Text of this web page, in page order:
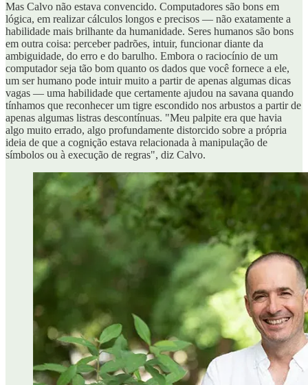
Mas Calvo não estava convencido. Computadores são bons em
lógica, em realizar cálculos longos e precisos — não exatamente a
habilidade mais brilhante da humanidade. Seres humanos são bons
em outra coisa: perceber padrões, intuir, funcionar diante da
ambiguidade, do erro e do barulho. Embora o raciocínio de um
computador seja tão bom quanto os dados que você fornece a ele,
um ser humano pode intuir muito a partir de apenas algumas dicas
vagas — uma habilidade que certamente ajudou na savana quando
tínhamos que reconhecer um tigre escondido nos arbustos a partir de
apenas algumas listras descontínuas. "Meu palpite era que havia
algo muito errado, algo profundamente distorcido sobre a própria
ideia de que a cognição estava relacionada à manipulação de
símbolos ou à execução de regras", diz Calvo.